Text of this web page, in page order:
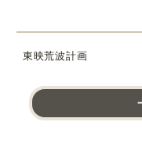
東映荒波計画